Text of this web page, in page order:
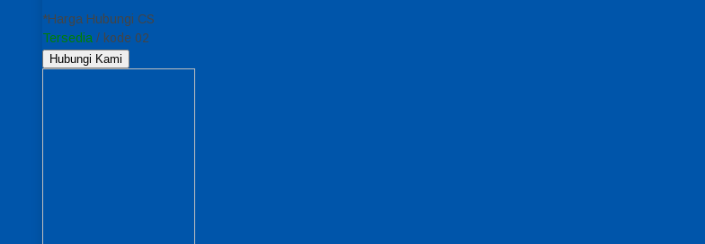
*Harga Hubungi CS
Tersedia / kode 02
Hubungi Kami